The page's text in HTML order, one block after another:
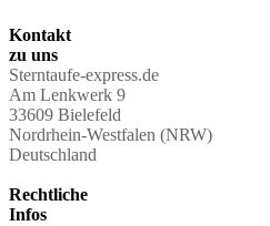
Kontakt
zu uns
Sterntaufe-express.de
Am Lenkwerk 9
33609 Bielefeld
Nordrhein-Westfalen (NRW)
Deutschland
Rechtliche
Infos